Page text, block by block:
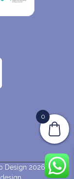
Design 2026.
0